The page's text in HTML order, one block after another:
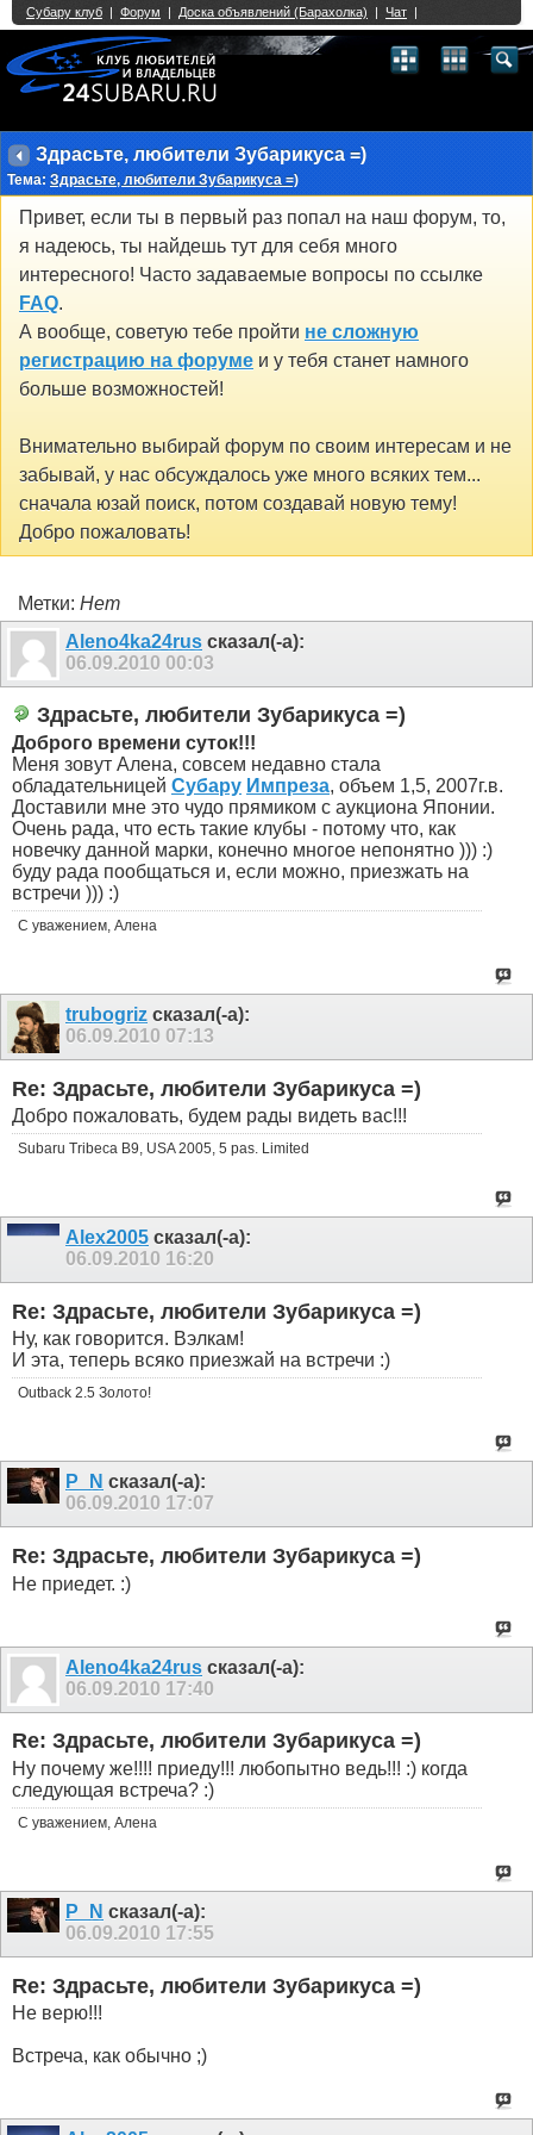
Здрасьте, любители Зубарикуса =)
Тема: Здрасьте, любители Зубарикуса =)
Привет, если ты в первый раз попал на наш форум, то,
я надеюсь, ты найдешь тут для себя много
интересного! Часто задаваемые вопросы по ссылке
FAQ.
А вообще, советую тебе пройти не сложную
регистрацию на форуме и у тебя станет намного
больше возможностей!
Внимательно выбирай форум по своим интересам и не
забывай, у нас обсуждалось уже много всяких тем...
сначала юзай поиск, потом создавай новую тему!
Добро пожаловать!
Метки: Нет
Aleno4ka24rus сказал(-а):
06.09.2010 00:03
Здрасьте, любители Зубарикуса =)
Доброго времени суток!!!
Меня зовут Алена, совсем недавно стала
обладательницей Субару Импреза, объем 1,5, 2007г.в.
Доставили мне это чудо прямиком с аукциона Японии.
Очень рада, что есть такие клубы - потому что, как
новечку данной марки, конечно многое непонятно ))) :)
буду рада пообщаться и, если можно, приезжать на
встречи ))) :)
С уважением, Алена
trubogriz сказал(-а):
06.09.2010 07:13
Re: Здрасьте, любители Зубарикуса =)
Добро пожаловать, будем рады видеть вас!!!
Subaru Tribeca B9, USA 2005, 5 pas. Limited
Alex2005 сказал(-а):
06.09.2010 16:20
Re: Здрасьте, любители Зубарикуса =)
Ну, как говорится. Вэлкам!
И эта, теперь всяко приезжай на встречи :)
Outback 2.5 Золото!
P_N сказал(-а):
06.09.2010 17:07
Re: Здрасьте, любители Зубарикуса =)
Не приедет. :)
Aleno4ka24rus сказал(-а):
06.09.2010 17:40
Re: Здрасьте, любители Зубарикуса =)
Ну почему же!!!! приеду!!! любопытно ведь!!! :) когда
следующая встреча? :)
С уважением, Алена
P_N сказал(-а):
06.09.2010 17:55
Re: Здрасьте, любители Зубарикуса =)
Не верю!!!
Встреча, как обычно ;)
Single Sign On provided byvBSSO
2 3 4 5 6 7 8 9 10 11 12 13 14 15 16 17 18 21 22 23 24 25 26
27 28 29 30 31 32 33 40 41 42 43